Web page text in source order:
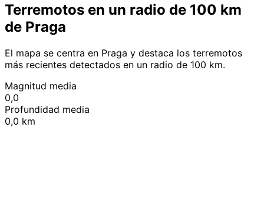
Terremotos en un radio de 100 km
de Praga
El mapa se centra en Praga y destaca los terremotos
más recientes detectados en un radio de 100 km.
Magnitud media
0,0
Profundidad media
0,0 km